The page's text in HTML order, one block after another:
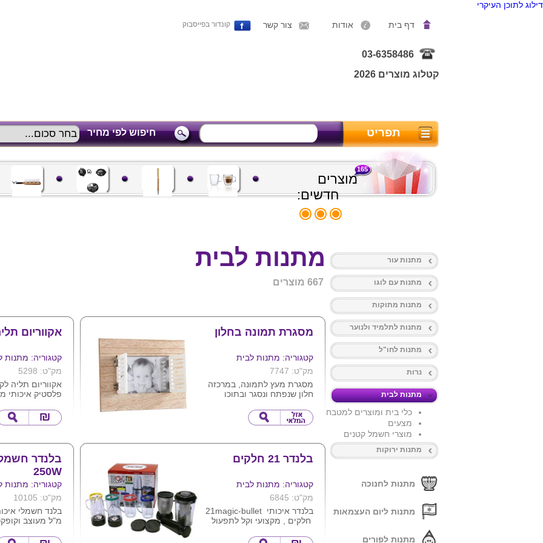
דילוג לתוכן העיקרי
דף בית אודות צור קשר קונדור בפייסבוק
03-6358486
קטלוג מוצרים 2026
תפריט חיפוש לפי מחיר
מוצרים
חדשים:
165
מתנות עור
מתנות עם לוגו
מתנות מתוקות
מתנות לתלמיד ולנוער
מתנות לחו"ל
נרות
מתנות לבית
כלי בית ומוצרים למטבח
מצעים
מוצרי חשמל קטנים
מתנות ירוקות
מתנות לחנוכה
מתנות ליום העצמאות
מתנות לפורים
מתנות לבית
667 מוצרים
מסגרת תמונה בחלון
קטגוריה: מתנות לבית
מק"ט: 7747
מסגרת מעץ לתמונה, במרכזה
חלון שנפתח ונסגר ובתוכו
מקסים ודקורטיבי, עיצוב מודרני
עם נגיעה של וינטאג' אשר
המשרד.
אינץ' , 17*22 ס"מ.
המוצר.
אקווריום
קטגוריה: מתנות
מק"ט: 5298
אקווריום תליה
פלסטיק איכותי
ניתן למתג את
הלקוח . מגיע
ס"מ וקוטר 30 ס"מ
המחיר מתייחס
בלנדר 21 חלקים
קטגוריה: מתנות לבית
מק"ט: 6845
בלנדר איכותי 21magic-bullet
חלקים , מקצועי וקל לתפעול
בלנדר
250W
קטגוריה: מתנות
מק"ט: 10105
מ"ל מעוצב
קפואים , 250W